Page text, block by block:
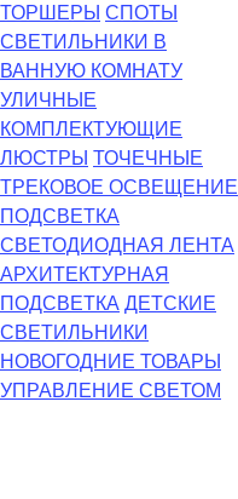
ТОРШЕРЫ СПОТЫ
СВЕТИЛЬНИКИ В
ВАННУЮ КОМНАТУ
УЛИЧНЫЕ
КОМПЛЕКТУЮЩИЕ
ЛЮСТРЫ ТОЧЕЧНЫЕ
ТРЕКОВОЕ ОСВЕЩЕНИЕ
ПОДСВЕТКА
СВЕТОДИОДНАЯ ЛЕНТА
АРХИТЕКТУРНАЯ
ПОДСВЕТКА ДЕТСКИЕ
СВЕТИЛЬНИКИ
НОВОГОДНИЕ ТОВАРЫ
УПРАВЛЕНИЕ СВЕТОМ